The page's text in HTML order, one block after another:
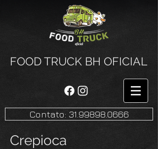
FOOD TRUCK BH OFICIAL
Contato: 31.99898.0666
Crepioca